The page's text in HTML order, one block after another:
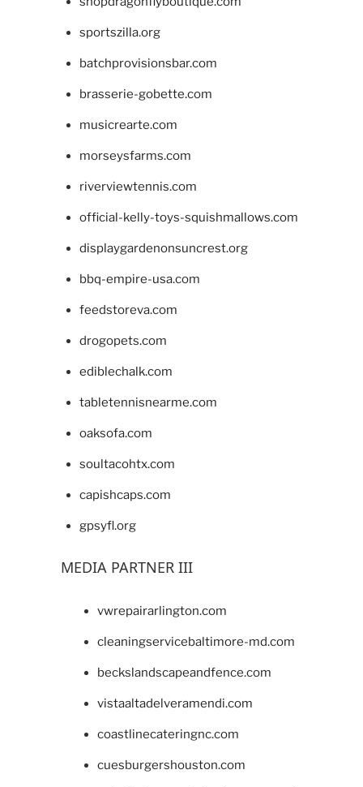
sportszilla.org
batchprovisionsbar.com
brasserie-gobette.com
musicrearte.com
morseysfarms.com
riverviewtennis.com
official-kelly-toys-squishmallows.com
displaygardenonsuncrest.org
bbq-empire-usa.com
feedstoreva.com
drogopets.com
ediblechalk.com
tabletennisnearme.com
oaksofa.com
soultacohtx.com
capishcaps.com
gpsyfl.org
MEDIA PARTNER III
vwrepairarlington.com
cleaningservicebaltimore-md.com
beckslandscapeandfence.com
vistaaltadelveramendi.com
coastlinecateringnc.com
cuesburgershouston.com